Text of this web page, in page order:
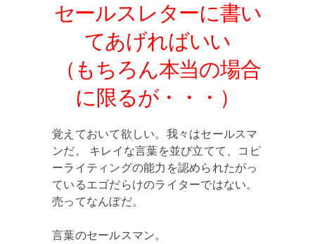
セールスレターに書い
てあげればいい
（もちろん本当の場合
に限るが・・・）
覚えておいて欲しい。我々はセールスマ
ンだ。 キレイな言葉を並び立てて、コピ
ーライティングの能力を認められたがっ
ているエゴだらけのライターではない。
売ってなんぼだ。
言葉のセールスマン。